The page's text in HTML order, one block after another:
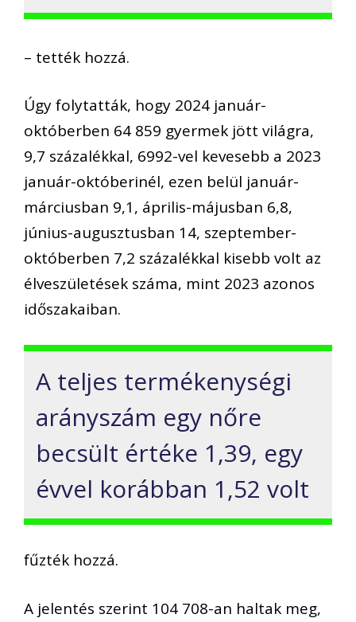
– tették hozzá.
Úgy folytatták, hogy 2024 január-
októberben 64 859 gyermek jött világra,
9,7 százalékkal, 6992-vel kevesebb a 2023
január-októberinél, ezen belül január-
márciusban 9,1, április-májusban 6,8,
június-augusztusban 14, szeptember-
októberben 7,2 százalékkal kisebb volt az
élveszületések száma, mint 2023 azonos
időszakaiban.
A teljes termékenységi
arányszám egy nőre
becsült értéke 1,39, egy
évvel korábban 1,52 volt
fűzték hozzá.
A jelentés szerint 104 708-an haltak meg,